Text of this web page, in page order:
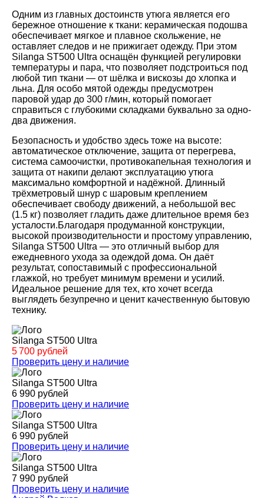
Одним из главных достоинств утюга является его
бережное отношение к ткани: керамическая подошва
обеспечивает мягкое и плавное скольжение, не
оставляет следов и не прижигает одежду. При этом
Silanga ST500 Ultra оснащён функцией регулировки
температуры и пара, что позволяет подстроиться под
любой тип ткани — от шёлка и вискозы до хлопка и
льна. Для особо мятой одежды предусмотрен
паровой удар до 300 г/мин, который помогает
справиться с глубокими складками буквально за одно-
два движения.
Безопасность и удобство здесь тоже на высоте:
автоматическое отключение, защита от перегрева,
система самоочистки, противокапельная технология и
защита от накипи делают эксплуатацию утюга
максимально комфортной и надёжной. Длинный
трёхметровый шнур с шаровым креплением
обеспечивает свободу движений, а небольшой вес
(1.5 кг) позволяет гладить даже длительное время без
усталости.Благодаря продуманной конструкции,
высокой производительности и простому управлению,
Silanga ST500 Ultra — это отличный выбор для
ежедневного ухода за одеждой дома. Он даёт
результат, сопоставимый с профессиональной
глажкой, но требует минимум времени и усилий.
Идеальное решение для тех, кто хочет всегда
выглядеть безупречно и ценит качественную бытовую
технику.
Silanga ST500 Ultra
5 700 рублей
Проверить цену и наличие
Silanga ST500 Ultra
6 990 рублей
Проверить цену и наличие
Silanga ST500 Ultra
6 990 рублей
Проверить цену и наличие
Silanga ST500 Ultra
7 990 рублей
Проверить цену и наличие